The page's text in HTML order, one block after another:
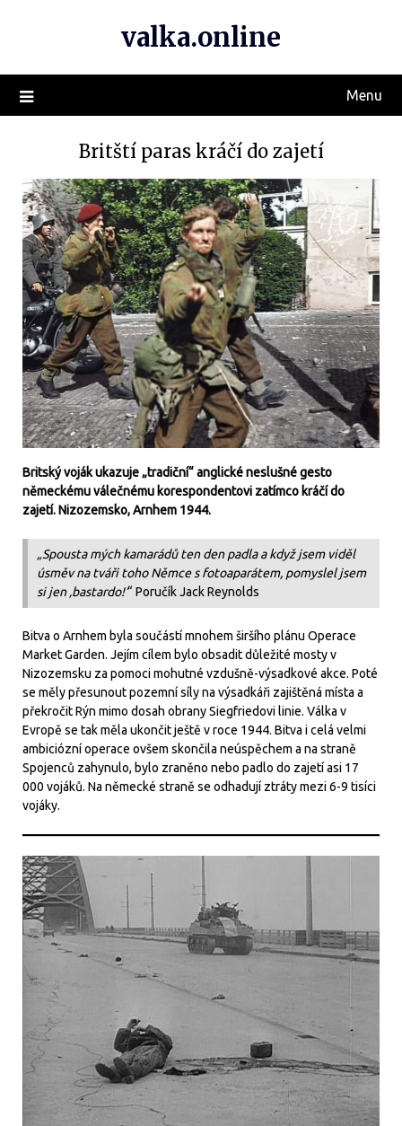
valka.online
Menu
Britští paras kráčí do zajetí
Britský voják ukazuje „tradiční“ anglické neslušné gesto
německému válečnému korespondentovi zatímco kráčí do
zajetí. Nizozemsko, Arnhem 1944.
„Spousta mých kamarádů ten den padla a když jsem viděl
úsměv na tváři toho Němce s fotoaparátem, pomyslel jsem
si jen ‚bastardo!‘“ Poručík Jack Reynolds
Bitva o Arnhem byla součástí mnohem širšího plánu Operace
Market Garden. Jejím cílem bylo obsadit důležité mosty v
Nizozemsku za pomoci mohutné vzdušně-výsadkové akce. Poté
se měly přesunout pozemní síly na výsadkáři zajištěná místa a
překročit Rýn mimo dosah obrany Siegfriedovi linie. Válka v
Evropě se tak měla ukončit ještě v roce 1944. Bitva i celá velmi
ambiciózní operace ovšem skončila neúspěchem a na straně
Spojenců zahynulo, bylo zraněno nebo padlo do zajetí asi 17
000 vojáků. Na německé straně se odhadují ztráty mezi 6-9 tisíci
vojáky.